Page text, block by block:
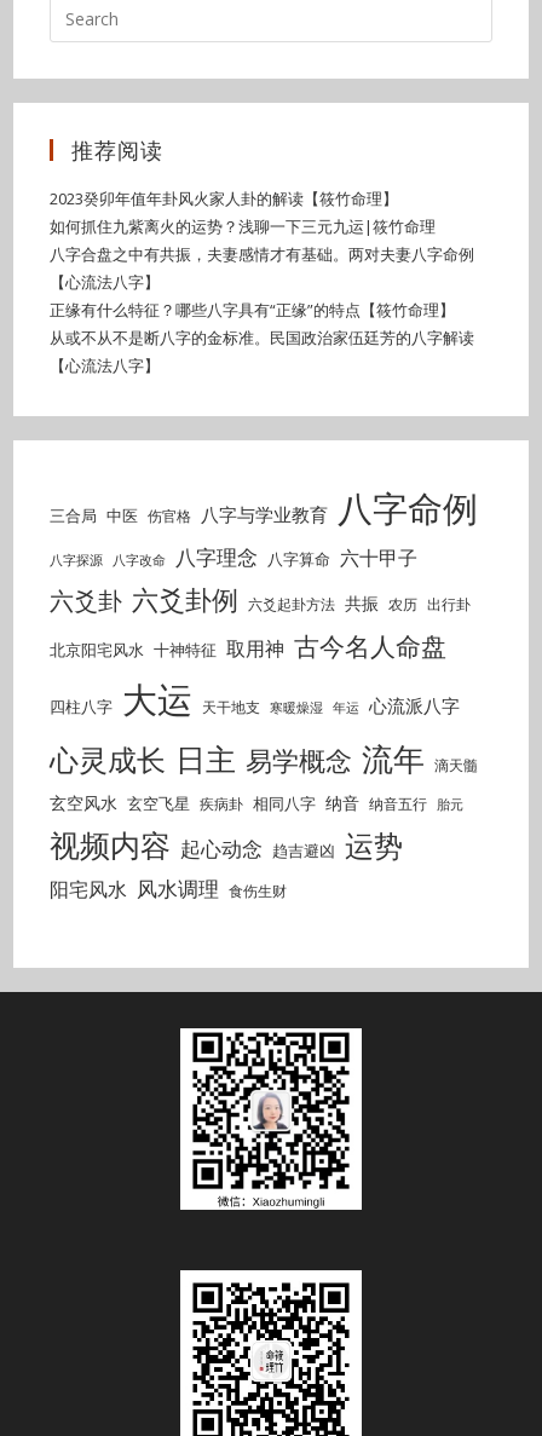
推荐阅读
2023癸卯年值年卦风火家人卦的解读【筱竹命理】
如何抓住九紫离火的运势？浅聊一下三元九运|筱竹命理
八字合盘之中有共振，夫妻感情才有基础。两对夫妻八字命例
【心流法八字】
正缘有什么特征？哪些八字具有“正缘”的特点【筱竹命理】
从或不从不是断八字的金标准。民国政治家伍廷芳的八字解读
【心流法八字】
三合局 中医 伤官格 八字与学业教育 八字命例
八字探源 八字改命 八字理念 八字算命 六十甲子
六爻卦 六爻卦例 六爻起卦方法 共振 农历 出行卦
北京阳宅风水 十神特征 取用神 古今名人命盘
四柱八字 大运 天干地支 寒暖燥湿 年运 心流派八字
心灵成长 日主 易学概念 流年 滴天髓
玄空风水 玄空飞星 疾病卦 相同八字 纳音 纳音五行 胎元
视频内容 起心动念 趋吉避凶 运势
阳宅风水 风水调理 食伤生财